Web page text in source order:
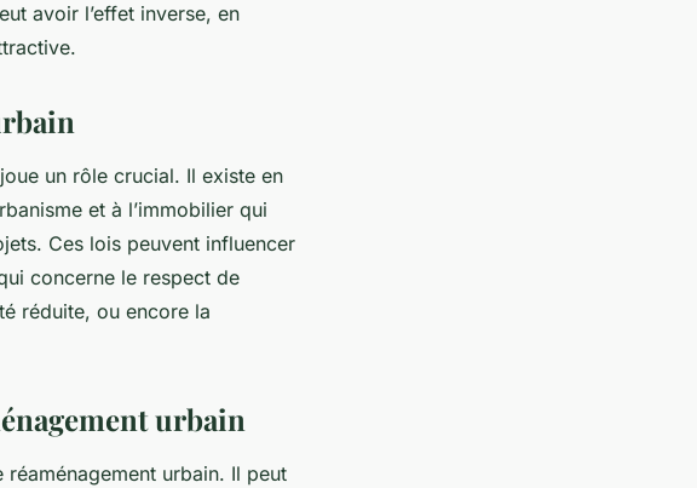
avoir l’effet inverse, en
joue un rôle crucial. Il existe en
et à l’immobilier qui
Ces lois peuvent influencer
concerne le respect de
réduite, ou encore la
urbain
urbain. Il peut